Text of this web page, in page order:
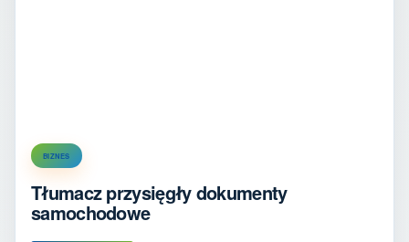
BIZNES
Tłumacz przysięgły dokumenty
samochodowe